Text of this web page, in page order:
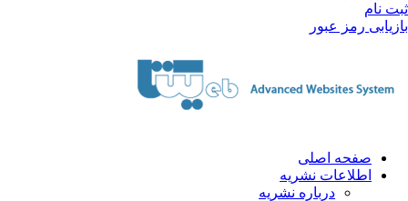
نام
رمز عبور
صفحه اصلی
اطلاعات نشریه
درباره نشریه